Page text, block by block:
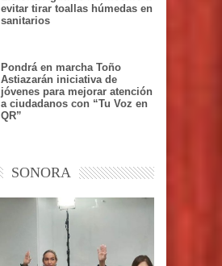
evitar tirar toallas húmedas en
sanitarios
Pondrá en marcha Toño
Astiazarán iniciativa de
jóvenes para mejorar atención
a ciudadanos con “Tu Voz en
QR”
SONORA